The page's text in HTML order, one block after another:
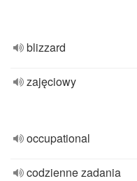
blizzard
zajęciowy
occupational
codzienne zadania